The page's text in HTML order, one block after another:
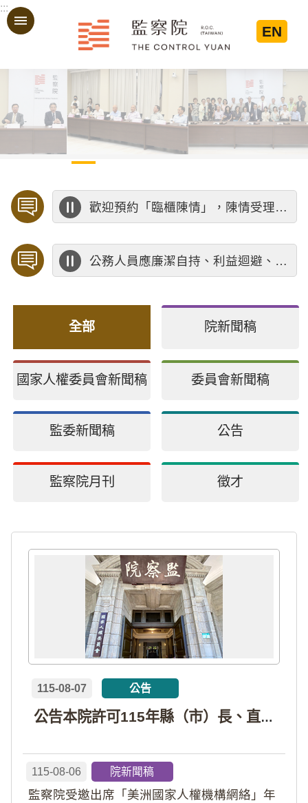
跳到主要內容區塊
:::
EN
歡迎預約「臨櫃陳情」，陳情受理中心將優先排定人員與您接談，釐清案情爭點後收案處理，以節省您的寶貴時間。
公務人員應廉潔自持、利益迴避、依法公正執行公務～考試院公務人員保障暨培訓委員會～
全部 院新聞稿
國家人權委員會新聞稿 委員會新聞稿
監委新聞稿 公告
監察院月刊 徵才
公告本院許可115年縣（市）長、直轄市議員、縣（市）議員擬參選人開立政治獻金專戶共計4戶。各專戶得收受政治獻金期間為自專戶許可設立日起至115年11月27日止，專戶名冊詳如附件。
115-08-07 公告
115-08-06 院新聞稿
監察院受邀出席「美洲國家人權機構網絡」年